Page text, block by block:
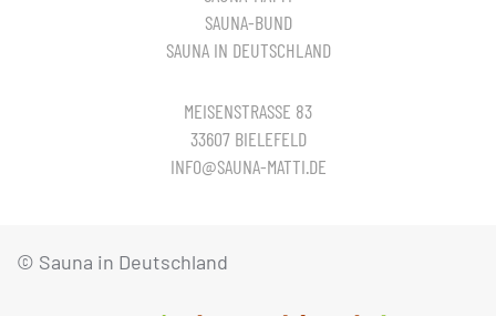
SAUNA-BUND
SAUNA IN DEUTSCHLAND
MEISENSTRASSE 83
33607 BIELEFELD
INFO@SAUNA-MATTI.DE
© Sauna in Deutschland